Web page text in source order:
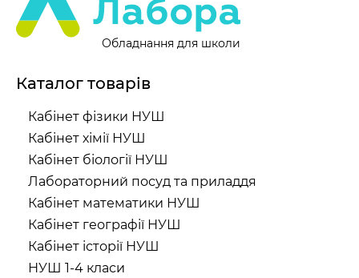
Обладнання для школи
Каталог товарів
Кабінет фізики НУШ
Кабінет хімії НУШ
Кабінет біології НУШ
Лабораторний посуд та приладдя
Кабінет математики НУШ
Кабінет географії НУШ
Кабінет історії НУШ
НУШ 1-4 класи